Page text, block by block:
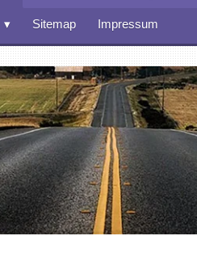
Sitemap Impressum